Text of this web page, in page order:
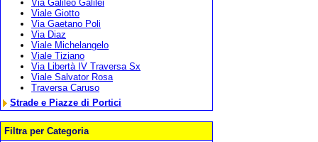
Via Galileo Galilei
Viale Giotto
Via Gaetano Poli
Via Diaz
Viale Michelangelo
Viale Tiziano
Via Libertà IV Traversa Sx
Viale Salvator Rosa
Traversa Caruso
Strade e Piazze di Portici
Filtra per Categoria